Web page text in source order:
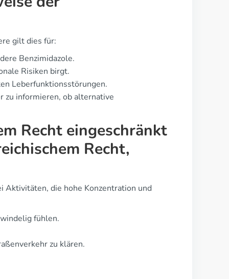
gilt dies für:
Benzimidazole.
Risiken birgt.
Leberfunktionsstörungen.
zu informieren, ob alternative
Recht eingeschränkt
Recht,
Aktivitäten, die hohe Konzentration und
fühlen.
zu klären.